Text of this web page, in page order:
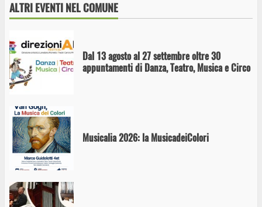
ALTRI EVENTI NEL COMUNE
Dal 13 agosto al 27 settembre oltre 30
appuntamenti di Danza, Teatro, Musica e Circo
Musicalia 2026: la MusicadeiColori